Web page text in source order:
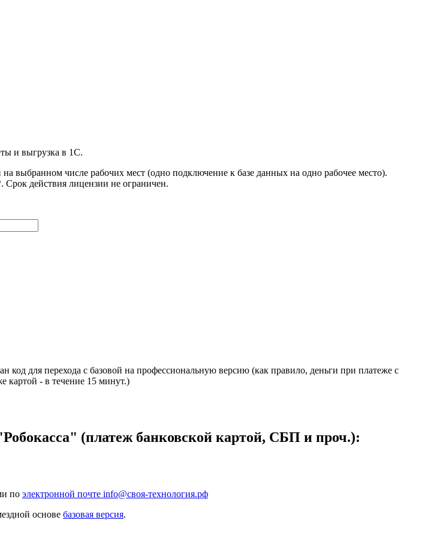
и выгрузка в 1С.
выбранном числе рабочих мест (одно подключение к базе данных на одно рабочее место).
действия лицензии не ограничен.
код для перехода с базовой на профессиональную версию (как правило, деньги при платеже с
картой - в течение 15 минут.)
(платеж банковской картой, СБП и проч.):
по электронной почте info@своя-технология.рф
основе базовая версия.